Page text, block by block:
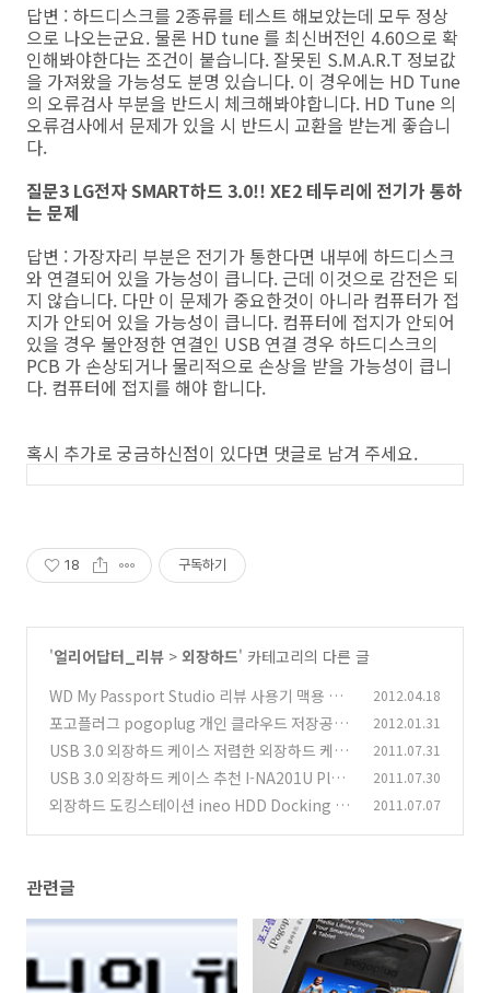
답변 : 하드디스크를 2종류를 테스트 해보았는데 모두 정상
으로 나오는군요. 물론 HD tune 를 최신버전인 4.60으로 확
인해봐야한다는 조건이 붙습니다. 잘못된 S.M.A.R.T 정보값
을 가져왔을 가능성도 분명 있습니다. 이 경우에는 HD Tune
의 오류검사 부분을 반드시 체크해봐야합니다. HD Tune 의
오류검사에서 문제가 있을 시 반드시 교환을 받는게 좋습니
다.
질문3 LG전자 SMART하드 3.0!! XE2 테두리에 전기가 통하
는 문제
답변 : 가장자리 부분은 전기가 통한다면 내부에 하드디스크
와 연결되어 있을 가능성이 큽니다. 근데 이것으로 감전은 되
지 않습니다. 다만 이 문제가 중요한것이 아니라 컴퓨터가 접
지가 안되어 있을 가능성이 큽니다. 컴퓨터에 접지가 안되어
있을 경우 불안정한 연결인 USB 연결 경우 하드디스크의
PCB 가 손상되거나 물리적으로 손상을 받을 가능성이 큽니
다. 컴퓨터에 접지를 해야 합니다.
혹시 추가로 궁금하신점이 있다면 댓글로 남겨 주세요.
18 구독하기
'얼리어답터_리뷰 > 외장하드' 카테고리의 다른 글
WD My Passport Studio 리뷰 사용기 맥용 외
장하드
(6)
2012.04.18
포고플러그 pogoplug 개인 클라우드 저장공간
만들기
(8)
2012.01.31
USB 3.0 외장하드 케이스 저렴한 외장하드 케이
스 I-NA216U Plus (10)
2011.07.31
USB 3.0 외장하드 케이스 추천 I-NA201U Plus
사용기
(9)
2011.07.30
외장하드 도킹스테이션 ineo HDD Docking St
2011.07.07
관련글